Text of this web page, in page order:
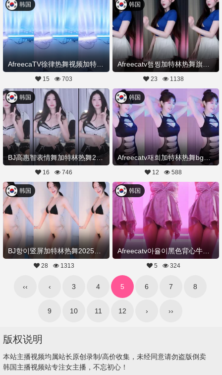
AfreecaTV徐律热舞视频加特林妖姬w20250718舞蹈剪辑
韩国
15 703
Afreecatv햄찡加特林热舞旗袍20250717Hot Dance
韩国
23 1138
BJ高惠智表情舞加特林热舞20250717舞蹈剪辑
韩国
16 746
Afreecatv재희加特林热舞bgm20250718Hot Dance
韩国
12 588
韩国
28 1313
韩国
5 324
‹‹ ‹ 3 4 5 6 7 8
9 10 11 12 › ››
版权说明
本站主播视频均属站长原创录制/高价收集，未经同意请勿盗版倒卖
韩国主播视频站专注女主播，不忘初心！